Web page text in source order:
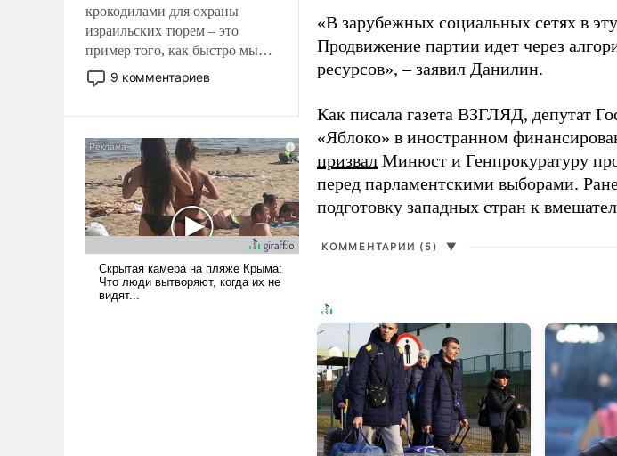
крокодилами для охраны
израильских тюрем – это
пример того, как быстро мы
двигаемся по пути
революционных изменений.
псевдонаучной фантастики,
стало всерьез обсуждаемой
идеей.
9 комментариев
«В зарубежных социальных сетях в
Продвижение партии идет через
ресурсов», – заявил Данилин.
Как писала газета ВЗГЛЯД, депутат
«Яблоко» в иностранном
призвал Минюст и Генпрокуратуру
перед парламентскими выборами.
подготовку западных стран к
КОММЕНТАРИИ (5) ▼